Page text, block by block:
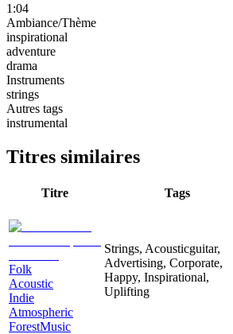
1:04
Ambiance/Thème
inspirational
adventure
drama
Instruments
strings
Autres tags
instrumental
Titres similaires
Titre Tags
Folk
Acoustic
Indie
Atmospheric
ForestMusic
Strings, Acousticguitar,
Advertising, Corporate,
Happy, Inspirational,
Uplifting